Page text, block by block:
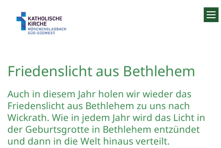
Friedenslicht aus Bethlehem
Auch in diesem Jahr holen wir wieder das
Friedenslicht aus Bethlehem zu uns nach
Wickrath. Wie in jedem Jahr wird das Licht in
der Geburtsgrotte in Bethlehem entzündet
und dann in die Welt hinaus verteilt.